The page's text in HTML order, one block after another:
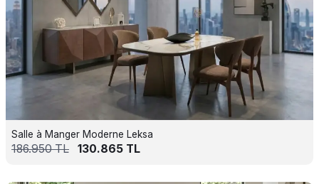
Salle à Manger Moderne Leksa
186.950TL 130.865 TL